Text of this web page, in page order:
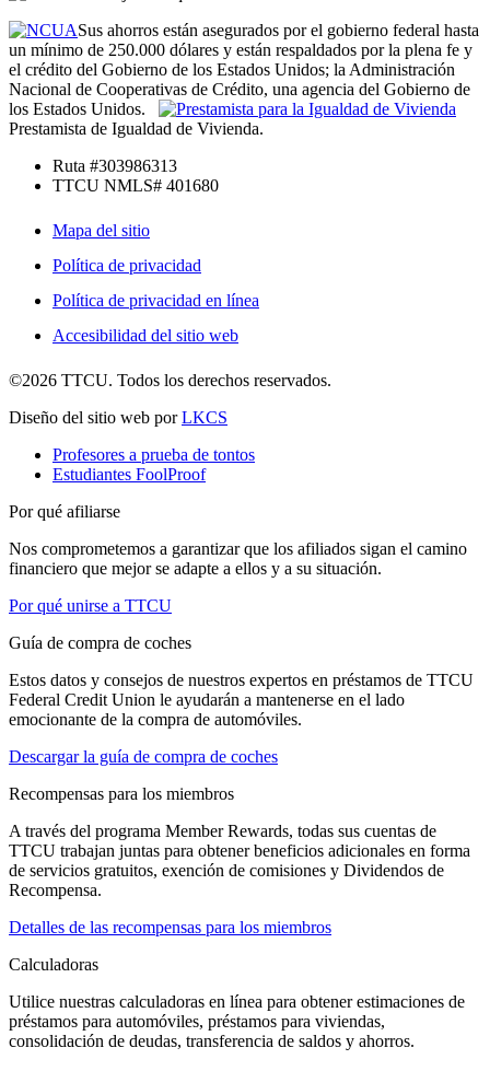
Sus ahorros están asegurados por el gobierno federal hasta
un mínimo de 250.000 dólares y están respaldados por la plena fe y
el crédito del Gobierno de los Estados Unidos; la Administración
Nacional de Cooperativas de Crédito, una agencia del Gobierno de
los Estados Unidos.
Prestamista de Igualdad de Vivienda.
Ruta #303986313
TTCU NMLS# 401680
Mapa del sitio
Política de privacidad
Política de privacidad en línea
Accesibilidad del sitio web
©2026 TTCU. Todos los derechos reservados.
Diseño del sitio web porLKCS
Profesores a prueba de tontos
Estudiantes FoolProof
Por qué afiliarse
Nos comprometemos a garantizar que los afiliados sigan el camino
financiero que mejor se adapte a ellos y a su situación.
Por qué unirse a TTCU
Guía de compra de coches
Estos datos y consejos de nuestros expertos en préstamos de TTCU
Federal Credit Union le ayudarán a mantenerse en el lado
emocionante de la compra de automóviles.
Descargar la guía de compra de coches
Recompensas para los miembros
A través del programa Member Rewards, todas sus cuentas de
TTCU trabajan juntas para obtener beneficios adicionales en forma
de servicios gratuitos, exención de comisiones y Dividendos de
Recompensa.
Detalles de las recompensas para los miembros
Calculadoras
Utilice nuestras calculadoras en línea para obtener estimaciones de
préstamos para automóviles, préstamos para viviendas,
consolidación de deudas, transferencia de saldos y ahorros.